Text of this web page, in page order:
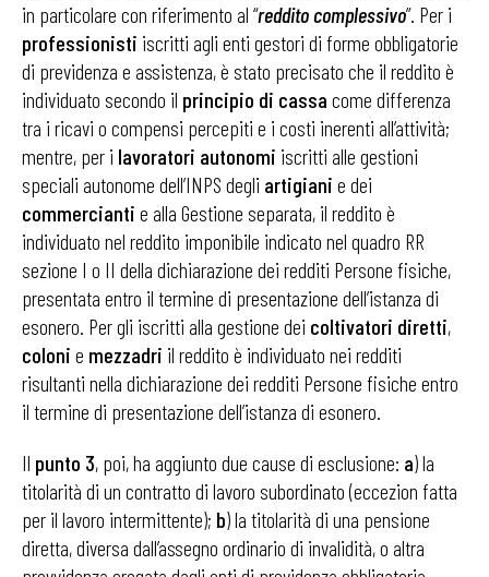
in particolare con riferimento al “reddito complessivo”. Per i
professionisti iscritti agli enti gestori di forme obbligatorie
di previdenza e assistenza, è stato precisato che il reddito è
individuato secondo il principio di cassa come differenza
tra i ricavi o compensi percepiti e i costi inerenti all’attività;
mentre, per i lavoratori autonomi iscritti alle gestioni
speciali autonome dell’INPS degli artigiani e dei
commercianti e alla Gestione separata, il reddito è
individuato nel reddito imponibile indicato nel quadro RR
sezione I o II della dichiarazione dei redditi Persone fisiche,
presentata entro il termine di presentazione dell’istanza di
esonero. Per gli iscritti alla gestione dei coltivatori diretti,
coloni e mezzadri il reddito è individuato nei redditi
risultanti nella dichiarazione dei redditi Persone fisiche entro
il termine di presentazione dell’istanza di esonero.
Il punto 3, poi, ha aggiunto due cause di esclusione: a) la
titolarità di un contratto di lavoro subordinato (eccezion fatta
per il lavoro intermittente); b) la titolarità di una pensione
diretta, diversa dall’assegno ordinario di invalidità, o altra